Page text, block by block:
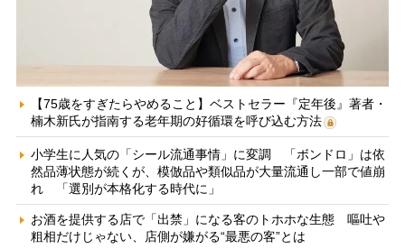
【75歳をすぎたらやめること】ベストセラー『定年後』著者・
楠木新氏が指南する老年期の好循環を呼び込む方法
小学生に人気の「シール流通事情」に変調 「ボンドロ」は依
然品薄状態が続くが、模倣品や類似品が大量流通し一部で値崩
れ 「選別が本格化する時代に」
お酒を提供する店で「出禁」になる客のトホホな生態 嘔吐や
粗相だけじゃない、店側が嫌がる“最悪の客”とは